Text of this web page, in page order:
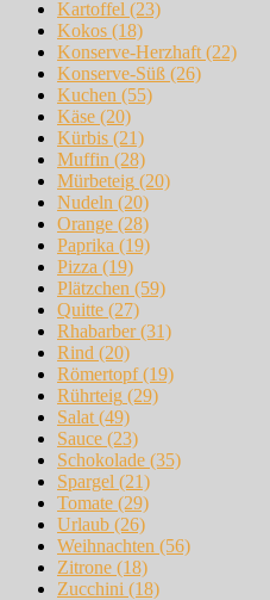
Kartoffel (23)
Kokos (18)
Konserve-Herzhaft (22)
Konserve-Süß (26)
Kuchen (55)
Käse (20)
Kürbis (21)
Muffin (28)
Mürbeteig (20)
Nudeln (20)
Orange (28)
Paprika (19)
Pizza (19)
Plätzchen (59)
Quitte (27)
Rhabarber(31)
Rind (20)
Römertopf(19)
Rührteig (29)
Salat (49)
Sauce (23)
Schokolade (35)
Spargel (21)
Tomate (29)
Urlaub (26)
Weihnachten (56)
Zitrone (18)
Zucchini (18)